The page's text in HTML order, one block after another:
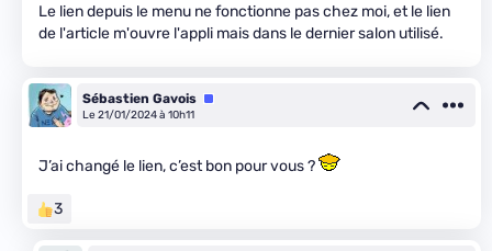
Le lien depuis le menu ne fonctionne pas chez moi, et le lien
de l'article m'ouvre l'appli mais dans le dernier salon utilisé.
Sébastien Gavois Équipe
Le 21/01/2024 à 10h11
J’ai changé le lien, c’est bon pour vous ?
3